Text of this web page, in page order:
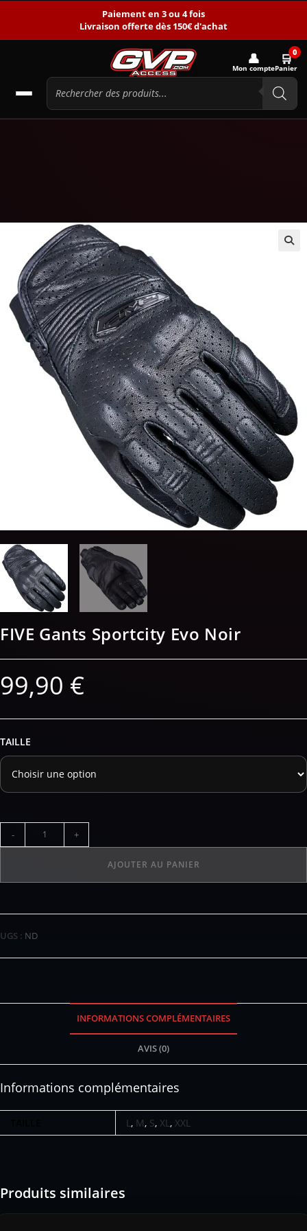
Paiement en 3 ou 4 fois
Livraison offerte dès 150€ d'achat
👤
Mon compte
🛒0
Panier
FIVE Gants Sportcity Evo Noir
99,90 €
TAILLE
- +
AJOUTER AU PANIER
UGS : ND
INFORMATIONS COMPLÉMENTAIRES
AVIS (0)
Informations complémentaires
L , M, S, XL , XXL
Produits similaires